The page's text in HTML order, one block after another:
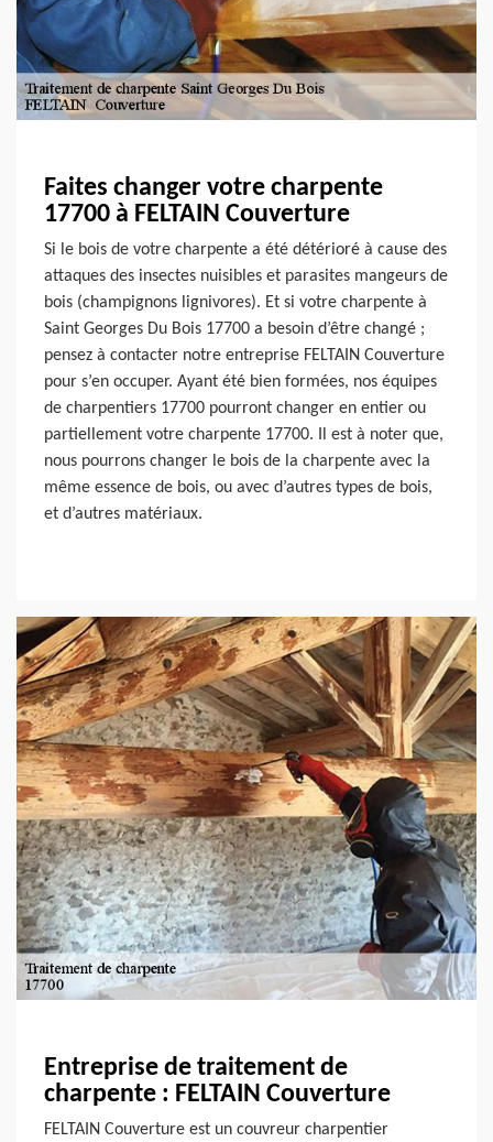
Faites changer votre charpente
17700 à FELTAIN Couverture
Si le bois de votre charpente a été détérioré à cause des
attaques des insectes nuisibles et parasites mangeurs de
bois (champignons lignivores). Et si votre charpente à
Saint Georges Du Bois 17700 a besoin d’être changé ;
pensez à contacter notre entreprise FELTAIN Couverture
pour s’en occuper. Ayant été bien formées, nos équipes
de charpentiers 17700 pourront changer en entier ou
partiellement votre charpente 17700. Il est à noter que,
nous pourrons changer le bois de la charpente avec la
même essence de bois, ou avec d’autres types de bois,
et d’autres matériaux.
Entreprise de traitement de
charpente : FELTAIN Couverture
FELTAIN Couverture est un couvreur charpentier